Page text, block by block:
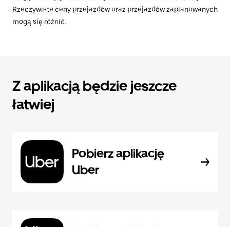
Rzeczywiste ceny przejazdów oraz przejazdów zaplanowanych
mogą się różnić.
Z aplikacją będzie jeszcze
łatwiej
Pobierz aplikację
Uber